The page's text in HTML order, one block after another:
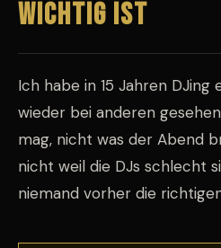
wichtig ist
Ich habe in 15 Jahren
wieder bei anderen
mag, nicht was der Abend
nicht weil die DJs schlecht
niemand vorher die